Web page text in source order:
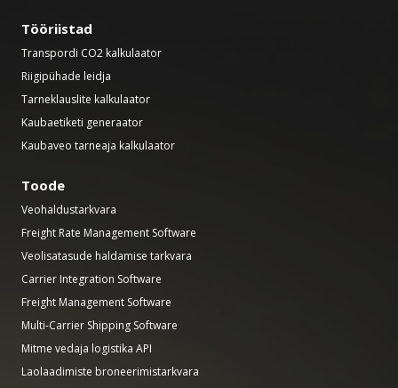
Tööriistad
Transpordi CO2 kalkulaator
Riigipühade leidja
Tarneklauslite kalkulaator
Kaubaetiketi generaator
Kaubaveo tarneaja kalkulaator
Toode
Veohaldustarkvara
Freight Rate Management Software
Veolisatasude haldamise tarkvara
Carrier Integration Software
Freight Management Software
Multi-Carrier Shipping Software
Mitme vedaja logistika API
Laolaadimiste broneerimistarkvara